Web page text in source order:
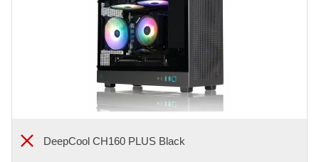
DeepCool CH160 PLUS Black